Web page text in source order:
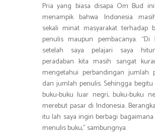
Pria yang biasa disapa Om Bud
menampik bahwa Indonesia
sekali minat masyarakat terhadap
penulis maupun pembacanya. “Di
setelah saya pelajari saya
peradaban kita masih sangat
mengetahui perbandingan jumlah
dan jumlah penulis. Sehingga begitu
buku-buku luar negri, buku-buku
merebut pasar di Indonesia.
itu lah saya ingin berbagi
menulis buku,” sambungnya.
Budiman hakim saat
materinya yaitu